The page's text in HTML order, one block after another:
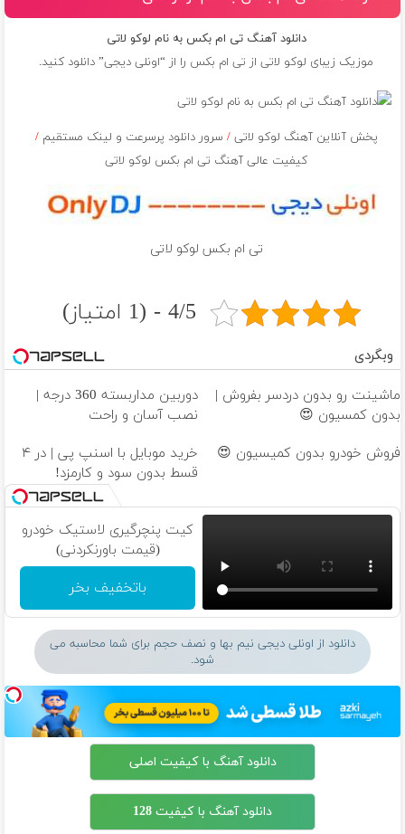
دانلود آهنگ تی ام بکس به نام لوکو لاتی
موزیک زیبای لوکو لاتی از تی ام بکس را از “اونلی دیجی” دانلود کنید.
پخش آنلاین آهنگ لوکو لاتی/ سرور دانلود پرسرعت و لینک مستقیم/
کیفیت عالی آهنگ تی ام بکس لوکو لاتی
تی ام بکس لوکو لاتی
4/5 - (1 امتیاز)
وبگردی
ماشینت رو بدون دردسر بفروش |
بدون کمسیون 😍
دوربین مداربسته 360 درجه |
نصب آسان و راحت
فروش خودرو بدون کمیسیون 😍
خرید موبایل با اسنپ پی | در ۴
قسط بدون سود و کارمزد!
کیت پنچرگیری لاستیک خودرو
(قیمت باورنکردنی)
باتخفیف بخر
دانلود از اونلی دیجی نیم بها و نصف حجم برای شما محاسبه می
شود.
دانلود آهنگ با کیفیت اصلی
دانلود آهنگ با کیفیت 128